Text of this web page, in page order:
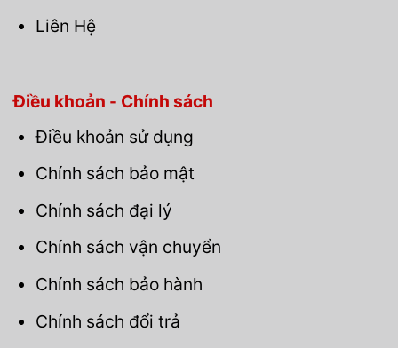
Liên Hệ
Điều khoản - Chính sách
Điều khoản sử dụng
Chính sách bảo mật
Chính sách đại lý
Chính sách vận chuyển
Chính sách bảo hành
Chính sách đổi trả